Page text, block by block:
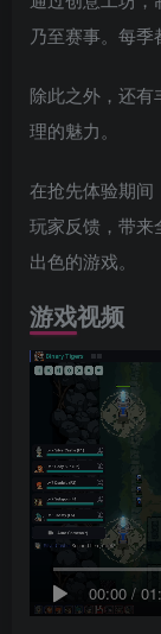
乃至赛事。每季
除此之外，还
理的魅力。
在抢先体验期间
玩家反馈，带来
出色的游戏。
游戏视频
00:00 /